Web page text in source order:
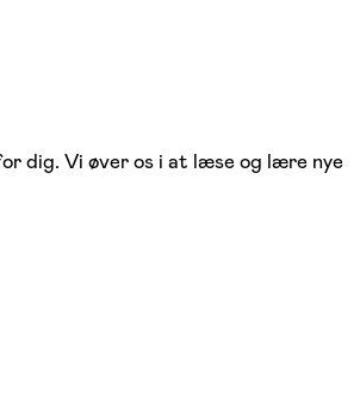
dig. Vi øver os i at læse og lære nye